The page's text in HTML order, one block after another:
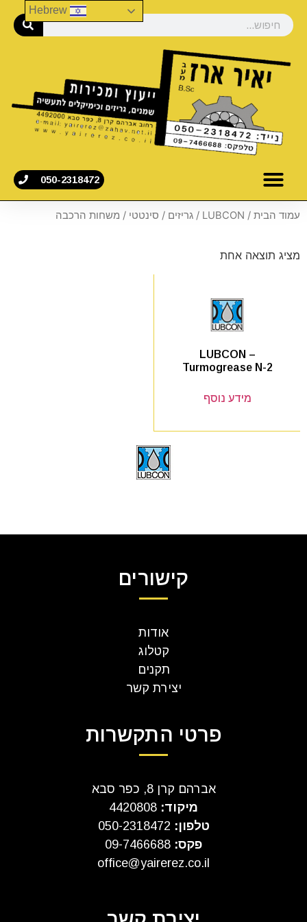
050-2318472
עמוד הבית /
LUBCON
/ גריזים / סינטטי / משחות הרכבה
מציג תוצאה אחת
LUBCON –
Turmogrease N-2
מידע נוסף
קישורים
אודות
קטלוג
תקנים
יצירת קשר
פרטי התקשרות
אברהם קרן 8, כפר סבא
מיקוד:
טלפון:
פקס: 09-7466688
office@yairerez.co.il
Hebrew